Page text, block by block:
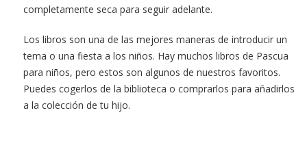
completamente seca para seguir adelante.
Los libros son una de las mejores maneras de introducir un
tema o una fiesta a los niños. Hay muchos libros de Pascua
para niños, pero estos son algunos de nuestros favoritos.
Puedes cogerlos de la biblioteca o comprarlos para añadirlos
a la colección de tu hijo.